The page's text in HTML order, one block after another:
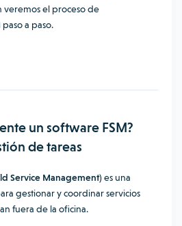
veremos el proceso de
paso a paso.
un software FSM?
de tareas
Service Management)es una
gestionar y coordinar servicios
fuera de la oficina.